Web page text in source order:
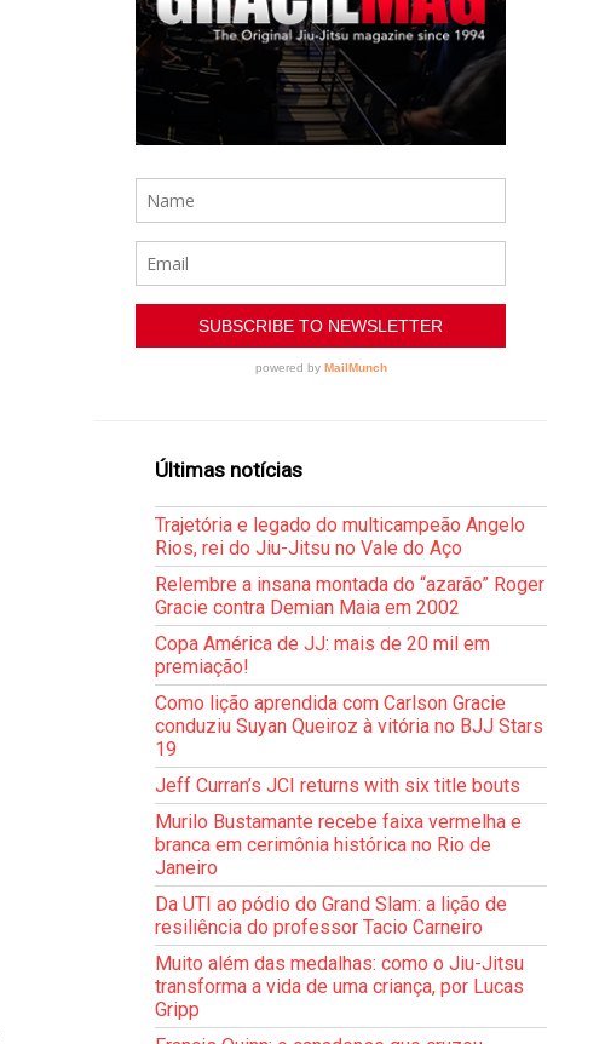
Últimas notícias
Trajetória e legado do multicampeão Angelo
Rios, rei do Jiu-Jitsu no Vale do Aço
Relembre a insana montada do “azarão” Roger
Gracie contra Demian Maia em 2002
Copa América de JJ: mais de 20 mil em
premiação!
Como lição aprendida com Carlson Gracie
conduziu Suyan Queiroz à vitória no BJJ Stars
19
Jeff Curran’s JCI returns with six title bouts
Murilo Bustamante recebe faixa vermelha e
branca em cerimônia histórica no Rio de
Janeiro
Da UTI ao pódio do Grand Slam: a lição de
resiliência do professor Tacio Carneiro
Muito além das medalhas: como o Jiu-Jitsu
transforma a vida de uma criança, por Lucas
Gripp